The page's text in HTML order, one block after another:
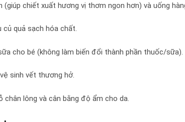
(giúp chiết xuất hương vị thơm ngon hơn) và uống
củ quả sạch hóa chất.
cho bé (không làm biến đổi thành phần thuốc/sữa).
sinh vết thương hở.
chân lông và cân bằng độ ẩm cho da.